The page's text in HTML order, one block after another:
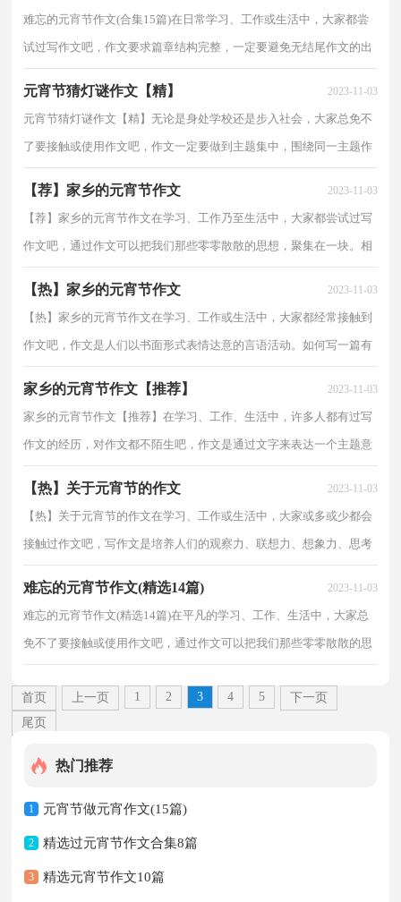
难忘的元宵节作文(合集15篇)在日常学习、工作或生活中，大家都尝
试过写作文吧，作文要求篇章结构完整，一定要避免无结尾作文的出
元宵节猜灯谜作文【精】 2023-11-03
元宵节猜灯谜作文【精】无论是身处学校还是步入社会，大家总免不
了要接触或使用作文吧，作文一定要做到主题集中，围绕同一主题作
【荐】家乡的元宵节作文 2023-11-03
【荐】家乡的元宵节作文在学习、工作乃至生活中，大家都尝试过写
作文吧，通过作文可以把我们那些零零散散的思想，聚集在一块。相
【热】家乡的元宵节作文 2023-11-03
【热】家乡的元宵节作文在学习、工作或生活中，大家都经常接触到
作文吧，作文是人们以书面形式表情达意的言语活动。如何写一篇有
家乡的元宵节作文【推荐】 2023-11-03
家乡的元宵节作文【推荐】在学习、工作、生活中，许多人都有过写
作文的经历，对作文都不陌生吧，作文是通过文字来表达一个主题意
【热】关于元宵节的作文 2023-11-03
【热】关于元宵节的作文在学习、工作或生活中，大家或多或少都会
接触过作文吧，写作文是培养人们的观察力、联想力、想象力、思考
难忘的元宵节作文(精选14篇) 2023-11-03
难忘的元宵节作文(精选14篇)在平凡的学习、工作、生活中，大家总
免不了要接触或使用作文吧，通过作文可以把我们那些零零散散的思
首页
上一页 1 2 3 4 5
下一页
尾页
热门推荐
1 元宵节做元宵作文(15篇)
2 精选过元宵节作文合集8篇
3 精选元宵节作文10篇